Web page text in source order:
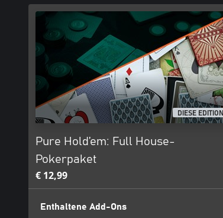
DIESE EDITION
Pure Hold’em: Full House-
Pokerpaket
€ 12,99
Enthaltene Add-Ons